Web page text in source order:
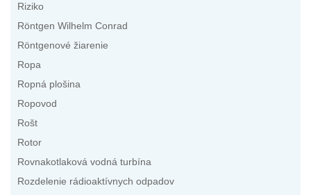
Riziko
Röntgen Wilhelm Conrad
Röntgenové žiarenie
Ropa
Ropná plošina
Ropovod
Rošt
Rotor
Rovnakotlaková vodná turbína
Rozdelenie rádioaktívnych odpadov